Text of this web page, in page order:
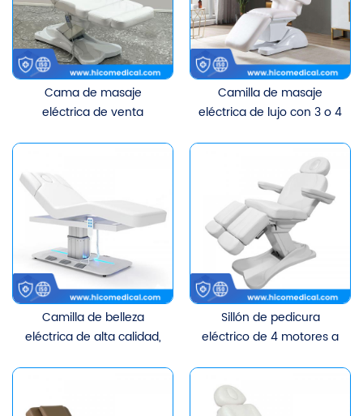
Cama de masaje
eléctrica de venta
spa, mesa de pestañas
cosméticas, muebles de
salón, cama de belleza
eléctrica
Camilla de masaje
eléctrica de lujo con 3 o 4
tratamientos faciales y
de belleza. Sillón
cosmético.
Camilla de belleza
eléctrica de alta calidad,
Sillón de pedicura
eléctrico de 4 motores a
tratamiento eléctrico,